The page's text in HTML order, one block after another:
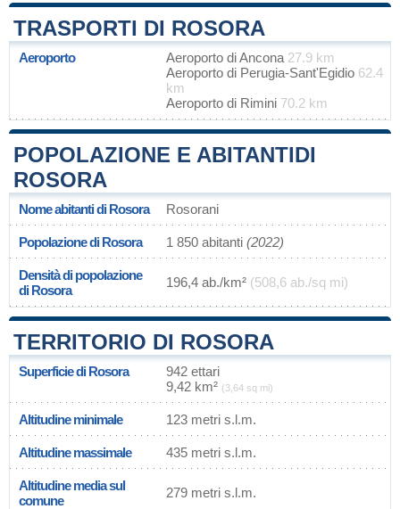
TRASPORTI DI ROSORA
Aeroporto Aeroporto di Ancona 27.9 km
Aeroporto di Perugia-Sant'Egidio 62.4
km
Aeroporto di Rimini 70.2 km
POPOLAZIONE E ABITANTIDI
ROSORA
Nome abitanti di Rosora Rosorani
Popolazione di Rosora 1 850 abitanti (2022)
Densità di popolazione
di Rosora
196,4 ab./km² (508,6 ab./sq mi)
TERRITORIO DI ROSORA
Superficie di Rosora
942 ettari
9,42 km² (3,64 sq mi)
Altitudine minimale 123 metri s.l.m.
Altitudine massimale 435 metri s.l.m.
Altitudine media sul
comune
279 metri s.l.m.